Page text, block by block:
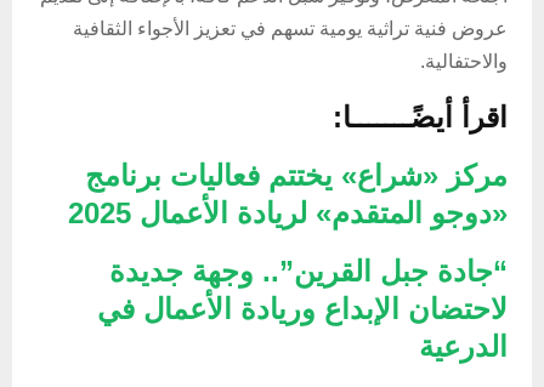
عروض فنية تراثية يومية تسهم في تعزيز الأجواء الثقافية
والاحتفالية.
اقرأ أيضًـــــــا:
مركز «شراع» يختتم فعاليات برنامج
«دوجو المتقدم» لريادة الأعمال 2025
“جادة جبل القرين”.. وجهة جديدة
لاحتضان الإبداع وريادة الأعمال في
الدرعية